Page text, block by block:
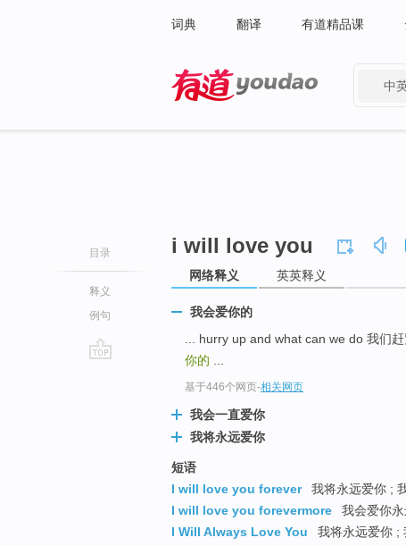
词典 翻译 有道精品课
中
目录
释义
例句
i will love you
网络释义 英英释义
我会爱你的
... hurry up and what can we do 我们
你的
基于446个网页-相关网页
我会一直爱你
我将永远爱你
短语
I will love you forever
我将永远爱你 ;
I will love you forevermore
我会爱你
I Will Always Love You
我将永远爱你 ;